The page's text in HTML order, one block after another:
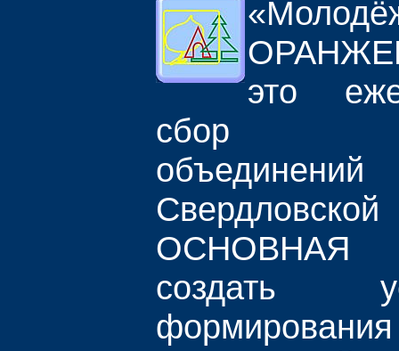
это
сбор
ОСНОВНАЯ
создать